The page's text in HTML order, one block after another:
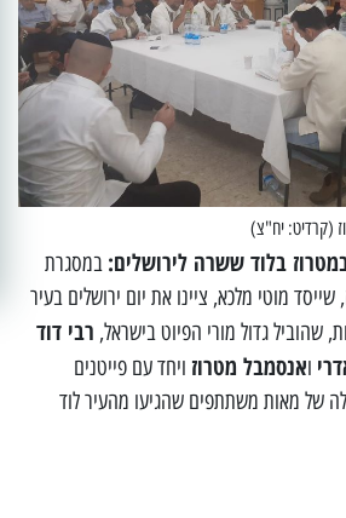
(קרדיט: יח"צ)
בלוד ששרה לירושלים: במסגרת
מוטי מלכא, ציינו את יום ירושלים בעיר
שהוביל גדול מורי הפיוט בישראל, רבי דוד
ואנסמבל מטרוז ויחד עם פייטנים
של מאות משתתפים שהגיעו מהעיר לוד